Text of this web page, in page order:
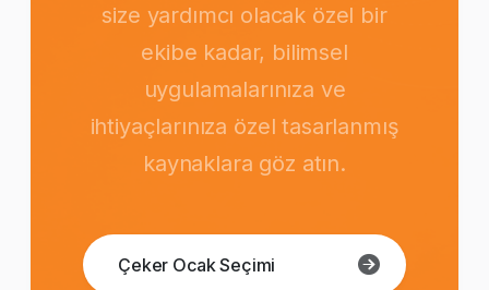
size yardımcı olacak özel bir
ekibe kadar, bilimsel
uygulamalarınıza ve
ihtiyaçlarınıza özel tasarlanmış
kaynaklara göz atın.
Çeker Ocak Seçimi